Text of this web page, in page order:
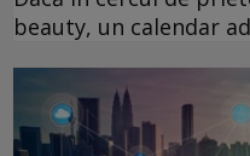
beauty, un calendar